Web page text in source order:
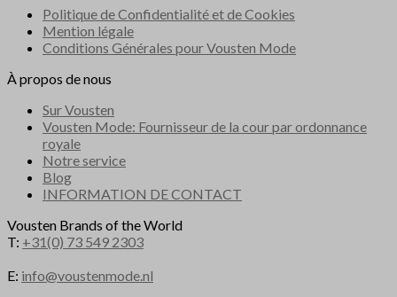
Politique de Confidentialité et de Cookies
Mention légale
Conditions Générales pour Vousten Mode
À propos de nous
Sur Vousten
Vousten Mode: Fournisseur de la cour par ordonnance
royale
Notre service
Blog
INFORMATION DE CONTACT
Vousten Brands of the World
T: +31(0) 73 549 2303
E: info@voustenmode.nl